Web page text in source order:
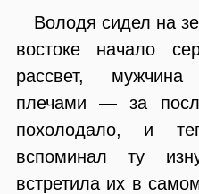
Володя сидел на
востоке начало
рассвет,
плечами — за
похолодало, и
вспоминал ту
встретила их в